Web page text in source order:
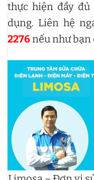
thực hiện đầy
dụng. Liên hệ
2276nếu như bạn